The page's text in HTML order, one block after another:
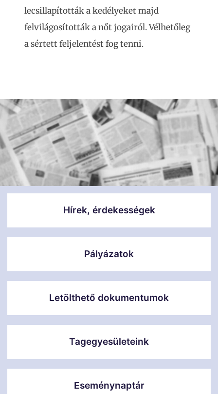
lecsillapították a kedélyeket majd
felvilágosították a nőt jogairól. Vélhetőleg
a sértett feljelentést fog tenni.
Hírek, érdekességek
Pályázatok
Letölthető dokumentumok
Tagegyesületeink
Eseménynaptár